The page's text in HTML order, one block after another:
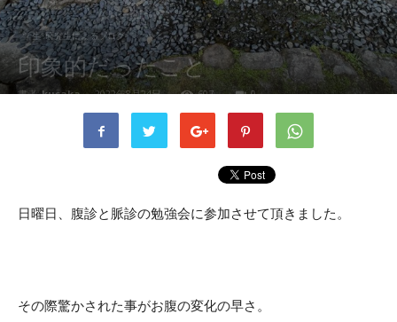
学生･研究生によるブログ
印象的だったこと
書者 kusaka - 2022年8月24日 607 0
日曜日、腹診と脈診の勉強会に参加させて頂きました。
その際驚かされた事がお腹の変化の早さ。